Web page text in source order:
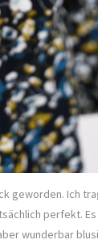
geworden. Ich
perfekt.
wunderbar